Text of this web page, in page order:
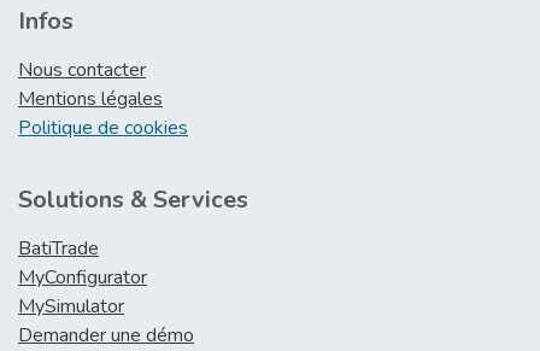
Infos
Nous contacter
Mentions légales
Politique de cookies
Solutions & Services
BatiTrade
MyConfigurator
MySimulator
Demander une démo